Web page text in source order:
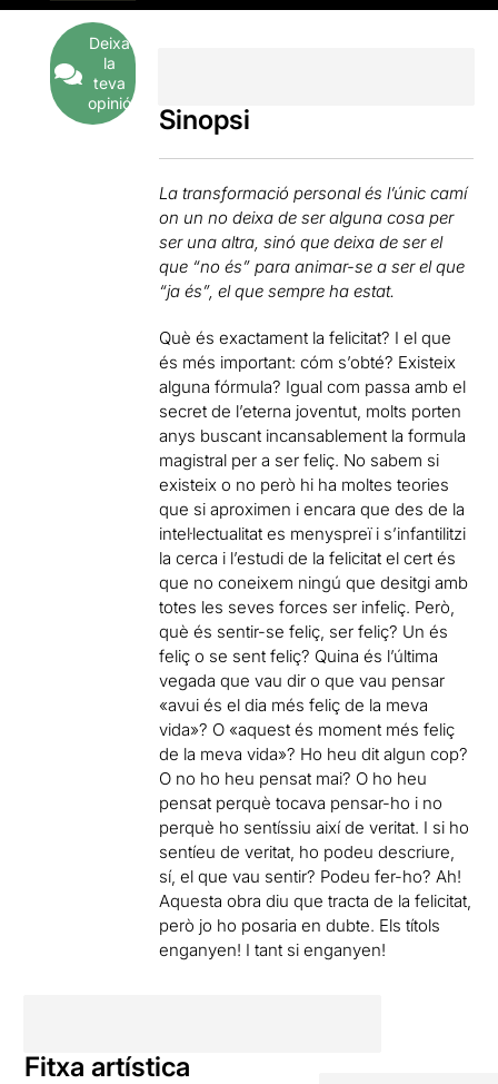
Deixa
la
teva
opinió
Sinopsi
La transformació personal és l’únic camí
on un no deixa de ser alguna cosa per
ser una altra, sinó que deixa de ser el
que “no és” para animar-se a ser el que
“ja és”, el que sempre ha estat.
Què és exactament la felicitat? I el que
és més important: cóm s’obté? Existeix
alguna fórmula? Igual com passa amb el
secret de l’eterna joventut, molts porten
anys buscant incansablement la formula
magistral per a ser feliç. No sabem si
existeix o no però hi ha moltes teories
que si aproximen i encara que des de la
intel·lectualitat es menyspreï i s’infantilitzi
la cerca i l’estudi de la felicitat el cert és
que no coneixem ningú que desitgi amb
totes les seves forces ser infeliç. Però,
què és sentir-se feliç, ser feliç? Un és
feliç o se sent feliç? Quina és l’última
vegada que vau dir o que vau pensar
«avui és el dia més feliç de la meva
vida»? O «aquest és moment més feliç
de la meva vida»? Ho heu dit algun cop?
O no ho heu pensat mai? O ho heu
pensat perquè tocava pensar-ho i no
perquè ho sentíssiu així de veritat. I si ho
sentíeu de veritat, ho podeu descriure,
sí, el que vau sentir? Podeu fer-ho? Ah!
Aquesta obra diu que tracta de la felicitat,
però jo ho posaria en dubte. Els títols
enganyen! I tant si enganyen!
Fitxa artística